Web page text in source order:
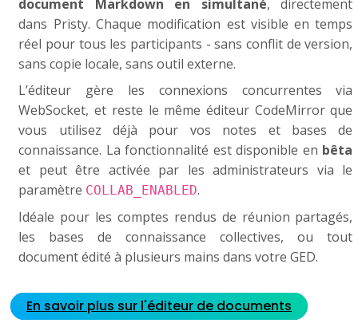
document Markdown en simultané, directement
dans Pristy. Chaque modification est visible en temps
réel pour tous les participants - sans conflit de version,
sans copie locale, sans outil externe.
L’éditeur gère les connexions concurrentes via
WebSocket, et reste le même éditeur CodeMirror que
vous utilisez déjà pour vos notes et bases de
connaissance. La fonctionnalité est disponible en bêta
et peut être activée par les administrateurs via le
paramètre COLLAB_ENABLED.
Idéale pour les comptes rendus de réunion partagés,
les bases de connaissance collectives, ou tout
document édité à plusieurs mains dans votre GED.
En savoir plus sur l'éditeur de documents